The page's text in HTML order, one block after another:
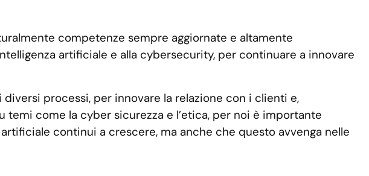
competenze sempre aggiornate e altamente
artificiale e alla cybersecurity, per continuare a innovare
processi, per innovare la relazione con i clienti e,
come la cyber sicurezza e l’etica, per noi è importante
continui a crescere, ma anche che questo avvenga nelle